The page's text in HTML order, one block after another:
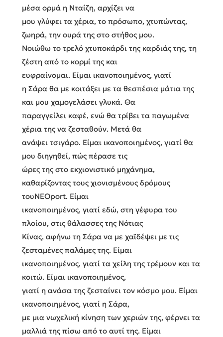
μέσα ορμά η Νταίζη, αρχίζει να
μου γλύφει τα χέρια, το πρόσωπο, χτυπώντας,
ζωηρά, την ουρά της στο στήθος μου.
Νοιώθω το τρελό χτυποκάρδι της καρδιάς της, τη
ζέστη από το κορμί της και
ευφραίνομαι. Είμαι ικανοποιημένος, γιατί
η Σάρα θα με κοιτάξει με τα θεσπέσια μάτια της
και μου χαμογελάσει γλυκά. Θα
παραγγείλει καφέ, ενώ θα τρίβει τα παγωμένα
χέρια της να ζεσταθούν. Μετά θα
ανάψει τσιγάρο. Είμαι ικανοποιημένος, γιατί θα
μου διηγηθεί, πώς πέρασε τις
ώρες της στο εκχιονιστικό μηχάνημα,
καθαρίζοντας τους χιονισμένους δρόμους
τουΝΕΟport. Είμαι
ικανοποιημένος, γιατί εδώ, στη γέφυρα του
πλοίου, στις θάλασσες της Νότιας
Κίνας, αφήνω τη Σάρα να με χαϊδέψει με τις
ζεσταμένες παλάμες της. Είμαι
ικανοποιημένος, γιατί τα χείλη της τρέμουν και τα
κοιτώ. Είμαι ικανοποιημένος,
γιατί η ανάσα της ζεσταίνει τον κόσμο μου. Είμαι
ικανοποιημένος, γιατί η Σάρα,
με μια νωχελική κίνηση των χεριών της, φέρνει τα
μαλλιά της πίσω από το αυτί της. Είμαι